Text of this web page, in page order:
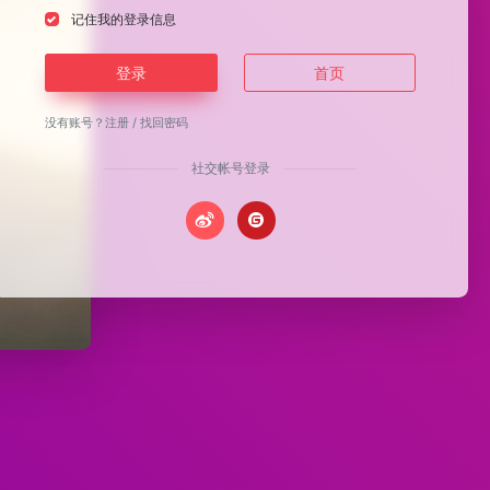
记住我的登录信息
登录 首页
没有账号？注册 /找回密码
社交帐号登录